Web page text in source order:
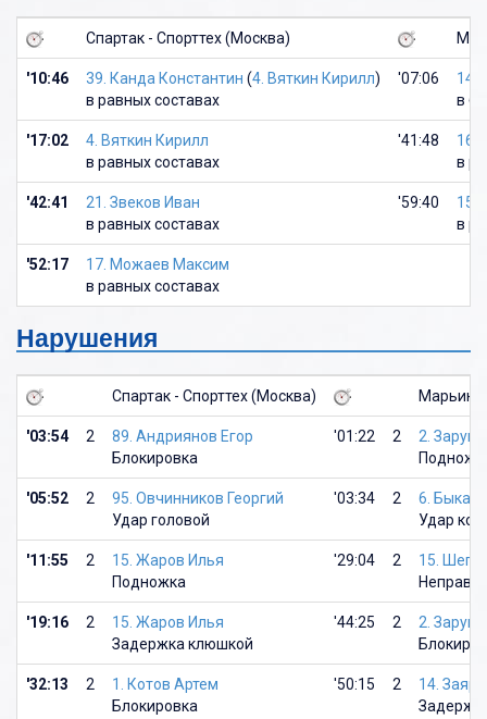
Спартак - Спорттех (Москва)
'10:46 39. Канда Константин (4. Вяткин Кирилл)
в равных составах
'07:06
14.
в
'17:02
4. Вяткин Кирилл
в равных составах
'41:48
16.
в
'42:41
21. Звеков Иван
в равных составах
'59:40
15.
в
'52:17
17. Можаев Максим
в равных составах
Нарушения
Спартак - Спорттех (Москва)
'03:54 2
89. Андриянов Егор
Блокировка
'01:22 2
2.
'05:52 2
95. Овчинников Георгий
Удар головой
'03:34 2
6.
Удар
'11:55 2
15. Жаров Илья
Подножка
'29:04 2
15.
'19:16 2
15. Жаров Илья
Задержка клюшкой
'44:25 2
2.
'32:13 2
1. Котов Артем
Блокировка
'50:15 2
14.